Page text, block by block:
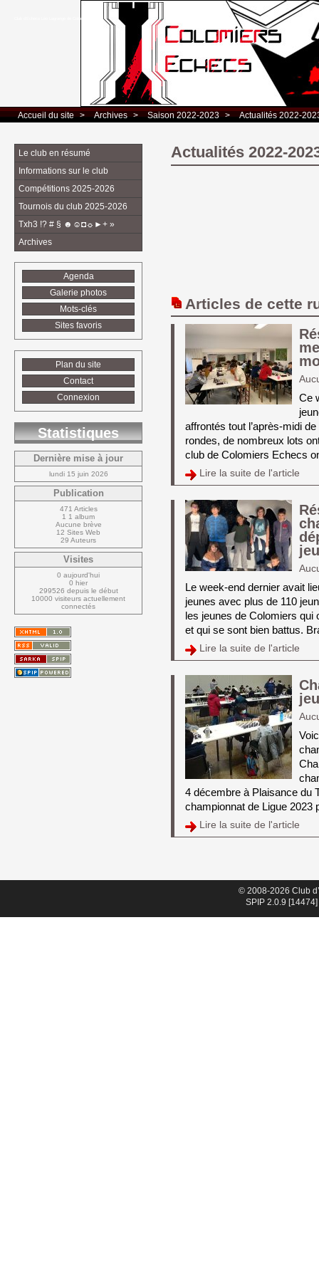
Club d’Echecs Léo Lagrange de Colomiers
Accueil du site > Archives > Saison 2022-2023 > Actualités 2022-
Actualités 2022-
Articles de cette
Ce
affrontés tout l’après-midi
rondes, de nombreux lots
club de Colomiers Echecs
Lire la suite de l'article
Le week-end dernier avait
jeunes avec plus de 110
les jeunes de Colomiers qui
et qui se sont bien battus.
Lire la suite de l'article
4 décembre à Plaisance du
championnat de Ligue 2023
Lire la suite de l'article
Le club en résumé
Informations sur le club
Compétitions 2025-2026
Tournois du club 2025-2026
Txh3 !? # § ☻☺◘☼►+ »
Archives
Agenda
Galerie photos
Mots-clés
Sites favoris
Plan du site
Contact
Connexion
Statistiques
Dernière mise à jour
lundi 15 juin 2026
Publication
471 Articles
1 1 album
Aucune brève
12 Sites Web
29 Auteurs
Visites
0 aujourd'hui
0 hier
299526 depuis le début
10000 visiteurs actuellement
connectés
© 2008-2026 Club
SPIP 2.0.9 [14474]